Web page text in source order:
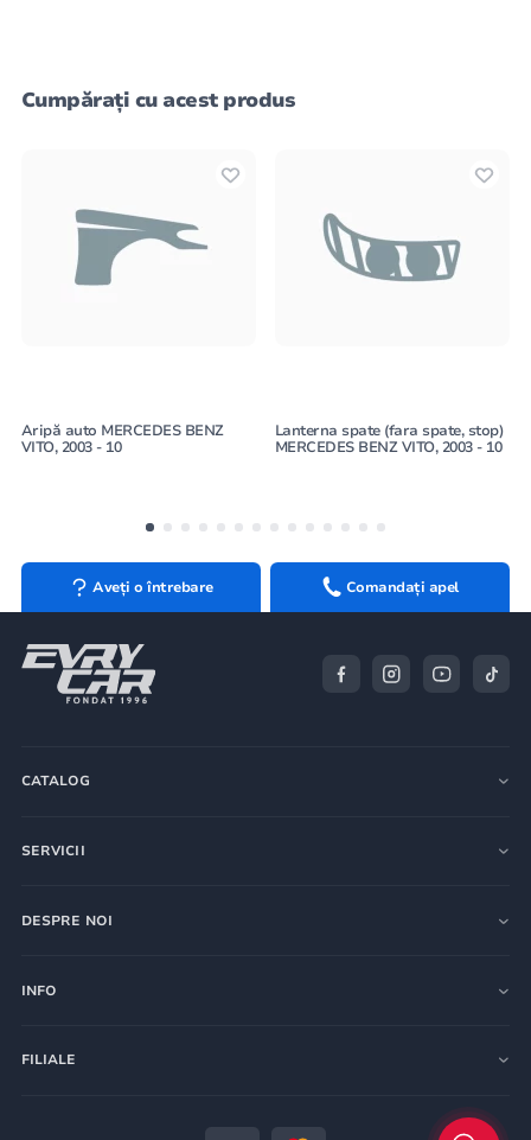
Cumpărați cu acest produs
Aripă auto MERCEDES BENZ
VITO, 2003 - 10
Lanterna spate (fara spate, stop)
MERCEDES BENZ VITO, 2003 - 10
Aveți o întrebare Comandați apel
CATALOG
SERVICII
DESPRE NOI
INFO
FILIALE